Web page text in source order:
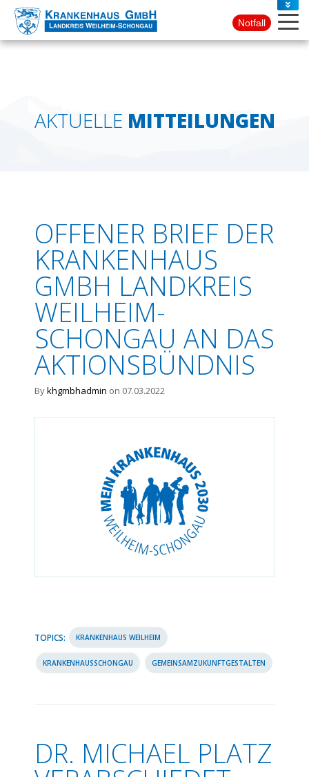
PRESSE
KONTAKT
Notfall
AKTUELLE MITTEILUNGEN
OFFENER BRIEF DER
KRANKENHAUS
GMBH LANDKREIS
WEILHEIM-
SCHONGAU AN DAS
AKTIONSBÜNDNIS
Bykhgmbhadmin on 07.03.2022
TOPICS: KRANKENHAUS WEILHEIM
KRANKENHAUSSCHONGAU GEMEINSAMZUKUNFTGESTALTEN
DR. MICHAEL PLATZ